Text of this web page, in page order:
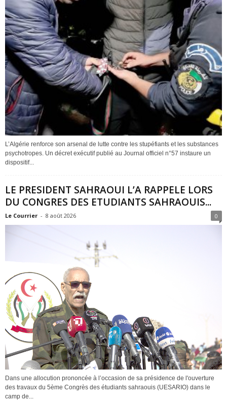
L’Algérie renforce son arsenal de lutte contre les stupéfiants et les substances
psychotropes. Un décret exécutif publié au Journal officiel n°57 instaure un
dispositif...
LE PRESIDENT SAHRAOUI L’A RAPPELE LORS
DU CONGRES DES ETUDIANTS SAHRAOUIS...
Le Courrier - 8 août 2026 0
Dans une allocution prononcée à l’occasion de sa présidence de l'ouverture
des travaux du 5ème Congrès des étudiants sahraouis (UESARIO) dans le
camp de...